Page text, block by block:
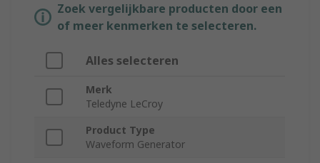
Zoek vergelijkbare producten door een
of meer kenmerken te selecteren.
Alles selecteren
Merk
Teledyne LeCroy
Product Type
Waveform Generator